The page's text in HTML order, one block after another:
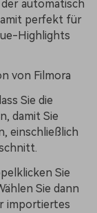
automatisch
perfekt für
Highlights
von Filmora
Sie die
damit Sie
einschließlich
Sie
Sie dann
importiertes